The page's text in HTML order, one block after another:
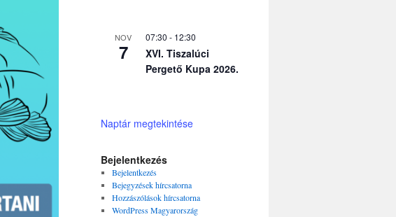
NOV
7
07:30 - 12:30
XVI. Tiszalúci
Pergető Kupa 2026.
Naptár megtekintése
Bejelentkezés
Bejelentkezés
Bejegyzések hírcsatorna
Hozzászólások hírcsatorna
WordPress Magyarország